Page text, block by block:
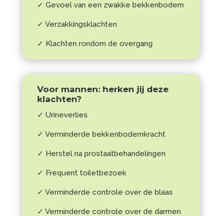
✓ Gevoel van een zwakke bekkenbodem
✓ Verzakkingsklachten
✓ Klachten rondom de overgang
Voor mannen: herken jij deze
klachten?
✓ Urineverlies
✓ Verminderde bekkenbodemkracht
✓ Herstel na prostaatbehandelingen
✓ Frequent toiletbezoek
✓ Verminderde controle over de blaas
✓ Verminderde controle over de darmen